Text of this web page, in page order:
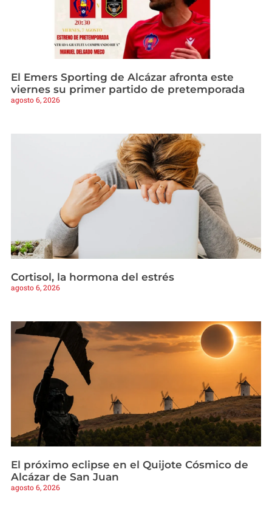
El Emers Sporting de Alcázar afronta este
viernes su primer partido de pretemporada
agosto 6, 2026
Cortisol, la hormona del estrés
agosto 6, 2026
El próximo eclipse en el Quijote Cósmico de
Alcázar de San Juan
agosto 6, 2026